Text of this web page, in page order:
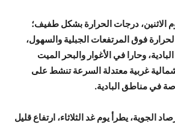
الاثنين، درجات الحرارة بشكل طفيف؛
فوق المرتفعات الجبلية والسهول،
وحارا في الأغوار والبحر الميت
شمالية غربية معتدلة السرعة تنشط على
في مناطق البادية.
الجوية، يطرأ يوم غد الثلاثاء، ارتفاع قليل